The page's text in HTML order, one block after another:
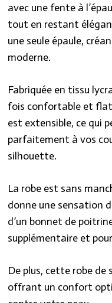
avec une fente à
tout en restant
une seule épaule,
moderne.
Fabriquée en tissu
fois confortable et
est extensible, ce qui
parfaitement à vos
silhouette.
La robe est sans
donne une sensation
d’un bonnet de
supplémentaire et
De plus, cette robe de
offrant un confort